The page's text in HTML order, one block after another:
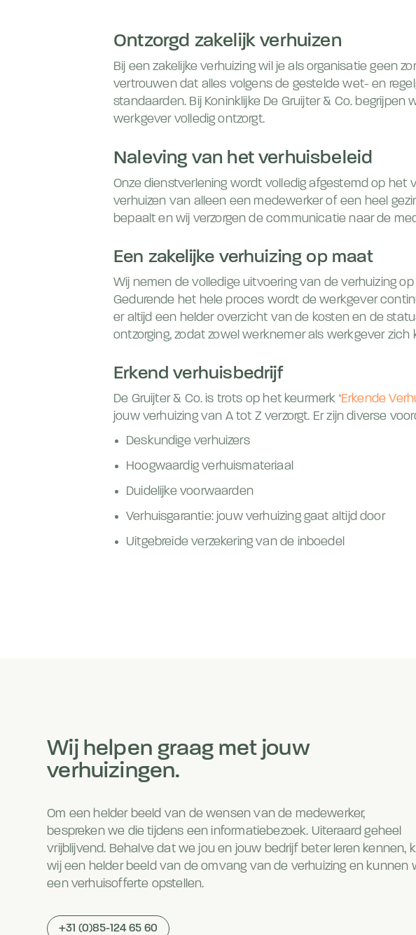
Ontzorgd zakelijk verhuizen
Bij een zakelijke verhuizing wil je als organisatie geen
vertrouwen dat alles volgens de gestelde wet- en
standaarden. Bij Koninklijke De Gruijter & Co.
werkgever volledig ontzorgt.
Naleving van het verhuisbeleid
Onze dienstverlening wordt volledig afgestemd op
verhuizen van alleen een medewerker of een heel
bepaalt en wij verzorgen de communicatie naar de
Een zakelijke verhuizing op maat
Wij nemen de volledige uitvoering van de verhuizing
Gedurende het hele proces wordt de werkgever
er altijd een helder overzicht van de kosten en de
ontzorging, zodat zowel werknemer als werkgever
Erkend verhuisbedrijf
De Gruijter & Co. is trots op het keurmerk ‘Erkende
jouw verhuizing van A tot Z verzorgt. Er zijn diverse
Deskundige verhuizers
Hoogwaardig verhuismateriaal
Duidelijke voorwaarden
Verhuisgarantie: jouw verhuizing gaat altijd door
Uitgebreide verzekering van de inboedel
Wij helpen graag met jouw
verhuizingen.
Om een helder beeld van de wensen van de medewerker,
bespreken we die tijdens een informatiebezoek. Uiteraard geheel
vrijblijvend. Behalve dat we jou en jouw bedrijf beter leren kennen,
wij een helder beeld van de omvang van de verhuizing en kunnen
een verhuisofferte opstellen.
+31 (0)85-124 65 60